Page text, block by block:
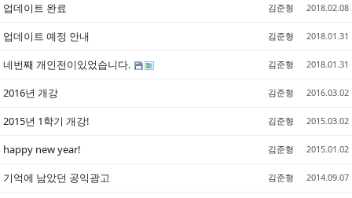
업데이트 완료 김준형 2018.02.08
업데이트 예정 안내 김준형 2018.01.31
네번째 개인전이있었습니다. 김준형 2018.01.31
2016년 개강 김준형 2016.03.02
2015년 1학기 개강! 김준형 2015.03.02
happy new year! 김준형 2015.01.02
기억에 남았던 공익광고 김준형 2014.09.07